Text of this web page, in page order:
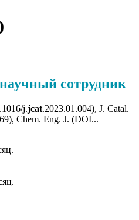
сотрудник
j.jcat.2023.01.004), J. Catal.
Chem. Eng. J. (DOI...